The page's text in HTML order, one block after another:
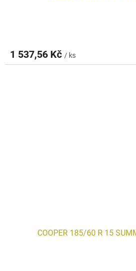
1 537,56 Kč / ks
COOPER 185/60 R 15